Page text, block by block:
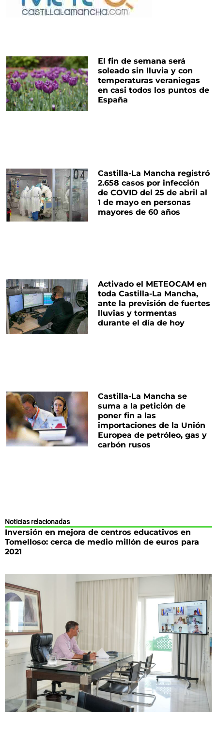
El fin de semana será
soleado sin lluvia y con
temperaturas veraniegas
en casi todos los puntos de
España
Castilla-La Mancha registró
2.658 casos por infección
de COVID del 25 de abril al
1 de mayo en personas
mayores de 60 años
Activado el METEOCAM en
toda Castilla-La Mancha,
ante la previsión de fuertes
lluvias y tormentas
durante el día de hoy
Castilla-La Mancha se
suma a la petición de
poner fin a las
importaciones de la Unión
Europea de petróleo, gas y
carbón rusos
Noticias relacionadas
Inversión en mejora de centros educativos en
Tomelloso: cerca de medio millón de euros para
2021